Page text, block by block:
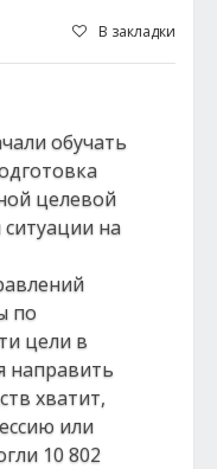
В закладки
обучать
целевой
на
по
цели в
направить
хватит,
или
10 802